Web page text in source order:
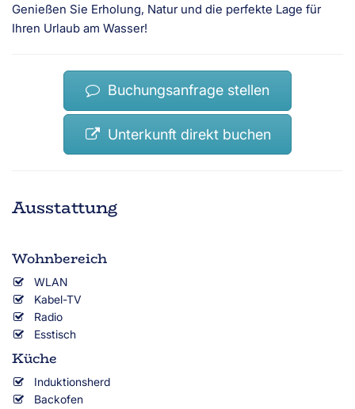
Genießen Sie Erholung, Natur und die perfekte Lage für
Ihren Urlaub am Wasser!
Buchungsanfrage stellen
Unterkunft direkt buchen
Ausstattung
Wohnbereich
WLAN
Kabel-TV
Radio
Esstisch
Küche
Induktionsherd
Backofen